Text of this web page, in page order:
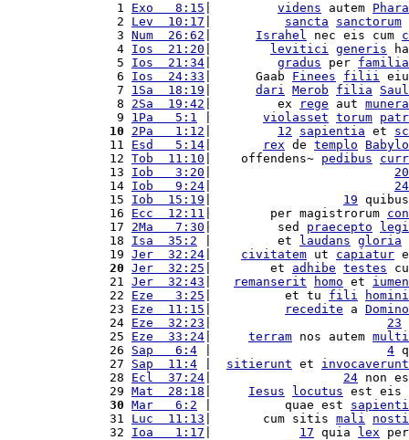
1 Exo   8:15 videns autem
2 Lev  10:17 sancta sanctorum
3 Num  26:62 Israhel nec eis cum
4 Ios  21:20 levitici generis
5 Ios  21:34 gradus per
6 Ios  24:33 |      Gaab Finees filii
7 1Sa  18:19 dari Merob filia
Saul
8 2Sa  19:42 |         ex rege aut munera
9 1Pa   5:1 violasset torum
10
2Pa   1:12 12 sapientia et
11 Esd   5:14 rex de templo
12 Tob  11:10 |    offendens~ pedibus
13 Iob   3:20
20
14 Iob   9:24
24
15 Iob  15:19 19
16 Ecc  12:11 |        per magistrorum
17 2Ma   7:30 |         sed praecepto
18 Isa  35:2 |         et laudans gloria
19 Jer  32:24 civitatem ut capiatur
20 Jer  32:25 |        et adhibe testes
21 Jer  32:43 remanserit homo et
22 Eze   3:25 |          et tu fili
23 Eze  11:15 recedite a Domino
24 Eze  32:23 23
25 Eze  33:24 terram nos autem multi
26 Sap   6:4 4
27 Sap  11:4 sitierunt et invocaverunt
28 Ecl  37:24 24 non
29 Mat  28:18 Iesus locutus est eis
30 Mar   6:2 |          quae est
31 Luc  11:13 |       cum sitis mali
32 Ioa   1:17 17 quia lex